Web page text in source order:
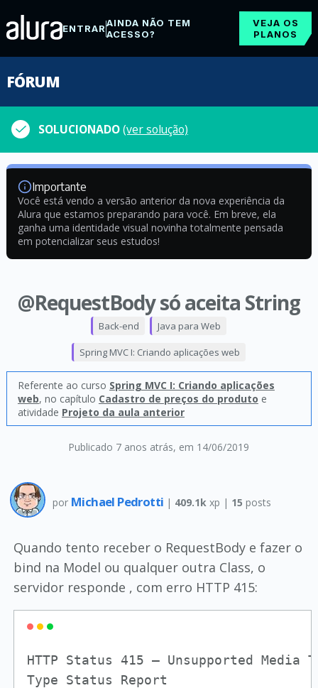
ENTRARAINDA NÃO TEM
ACESSO?
VEJA OS
PLANOS
FÓRUM
SOLUCIONADO(ver solução)
Importante
Você está vendo a versão anterior da nova experiência da
Alura que estamos preparando para você. Em breve, ela
ganha uma identidade visual novinha totalmente pensada
em potencializar seus estudos!
@RequestBody só aceita String
Publicado 7 anos atrás, em 14/06/2019
Back-end Java para Web
Spring MVC I: Criando aplicações web
Referente ao curso Spring MVC I: Criando aplicações
web, no capítulo Cadastro de preços do produto e
atividade Projeto da aula anterior
por Michael Pedrotti | 409.1k xp | 15 posts
Quando tento receber o RequestBody e fazer o
bind na Model ou qualquer outra Class, o
servidor responde , com erro HTTP 415:
HTTP Status 415 – Unsupported Media
Type Status Report